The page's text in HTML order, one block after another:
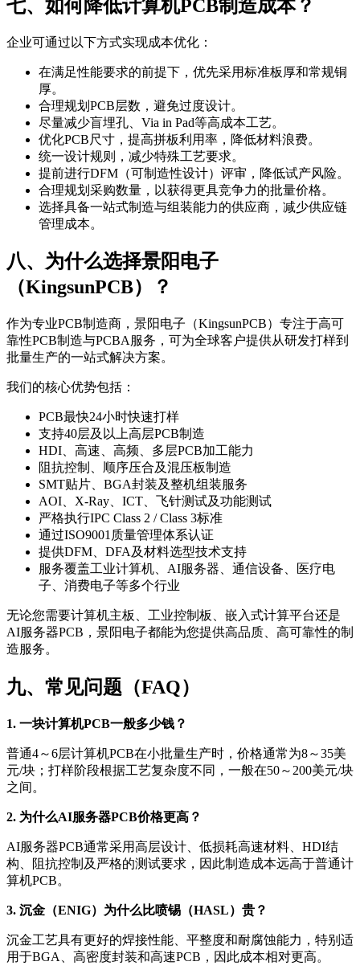
七、如何降低计算机PCB制造成本？
企业可通过以下方式实现成本优化：
在满足性能要求的前提下，优先采用标准板厚和常规铜
厚。
合理规划PCB层数，避免过度设计。
尽量减少盲埋孔、Via in Pad等高成本工艺。
优化PCB尺寸，提高拼板利用率，降低材料浪费。
统一设计规则，减少特殊工艺要求。
提前进行DFM（可制造性设计）评审，降低试产风险。
合理规划采购数量，以获得更具竞争力的批量价格。
选择具备一站式制造与组装能力的供应商，减少供应链
管理成本。
八、为什么选择景阳电子
（KingsunPCB）？
作为专业PCB制造商，景阳电子（KingsunPCB）专注于高可
靠性PCB制造与PCBA服务，可为全球客户提供从研发打样到
批量生产的一站式解决方案。
我们的核心优势包括：
PCB最快24小时快速打样
支持40层及以上高层PCB制造
HDI、高速、高频、多层PCB加工能力
阻抗控制、顺序压合及混压板制造
SMT贴片、BGA封装及整机组装服务
AOI、X-Ray、ICT、飞针测试及功能测试
严格执行IPC Class 2 / Class 3标准
通过ISO9001质量管理体系认证
提供DFM、DFA及材料选型技术支持
服务覆盖工业计算机、AI服务器、通信设备、医疗电
子、消费电子等多个行业
无论您需要计算机主板、工业控制板、嵌入式计算平台还是
AI服务器PCB，景阳电子都能为您提供高品质、高可靠性的制
造服务。
九、常见问题（FAQ）
1. 一块计算机PCB一般多少钱？
普通4～6层计算机PCB在小批量生产时，价格通常为8～35美
元/块；打样阶段根据工艺复杂度不同，一般在50～200美元/块
之间。
2. 为什么AI服务器PCB价格更高？
AI服务器PCB通常采用高层设计、低损耗高速材料、HDI结
构、阻抗控制及严格的测试要求，因此制造成本远高于普通计
算机PCB。
3. 沉金（ENIG）为什么比喷锡（HASL）贵？
沉金工艺具有更好的焊接性能、平整度和耐腐蚀能力，特别适
用于BGA、高密度封装和高速PCB，因此成本相对更高。